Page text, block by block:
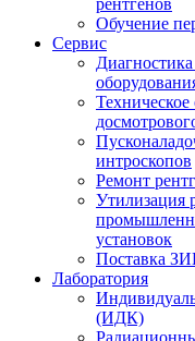
рентгенов
Обучение
Сервис
интроскопов
Ремонт
Утилизация
установок
Поставка
Лаборатория
(ИДК)